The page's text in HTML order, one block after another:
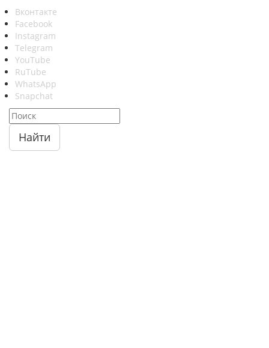
Вконтакте
Facebook
Instagram
Telegram
YouTube
RuTube
WhatsApp
Snapchat
Найти